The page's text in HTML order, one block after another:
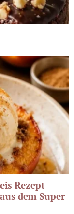
Rezept
dem Super